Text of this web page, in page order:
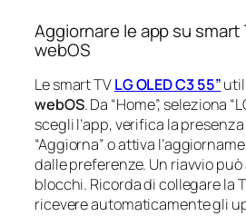
Aggiornare le app su smart
webOS
Le smart TVLG OLED C3 55”
webOS. Da “Home”, seleziona
scegli l’app, verifica la
“Aggiorna” o attiva
dalle preferenze. Un riavvio
blocchi. Ricorda di collegare la
ricevere automaticamente gli